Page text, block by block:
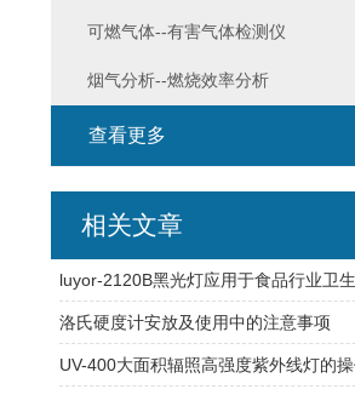
可燃气体--有害气体检测仪
烟气分析--燃烧效率分析
查看更多
相关文章
luyor-2120B黑光灯应用于食品行业卫
洛氏硬度计安放及使用中的注意事项